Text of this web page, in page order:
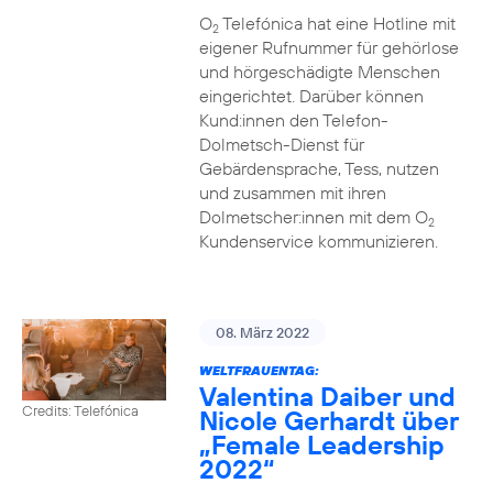
O2Telefónica hat eine Hotline mit
eigener Rufnummer für gehörlose
und hörgeschädigte Menschen
eingerichtet. Darüber können
Kund:innen den Telefon-
Dolmetsch-Dienst für
Gebärdensprache, Tess, nutzen
und zusammen mit ihren
Dolmetscher:innen mit dem O2
Kundenservice kommunizieren.
Credits: Telefónica
08. März 2022
WELTFRAUENTAG:
Valentina Daiber und
Nicole Gerhardt über
„Female Leadership
2022“